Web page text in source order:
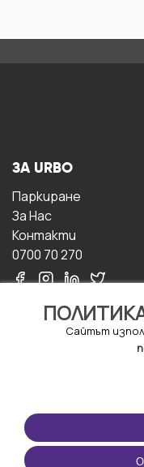
Сайтът
ЗА URBO
Паркиране
За Hас
Контакти
0700 70 270
ПОЛЗВАНЕ
Правила и условия за
ползване